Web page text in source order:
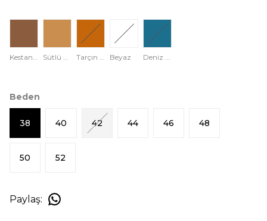
Kestane Kahvesi Sütlü Kahve Tarçın Rengi Beyaz Deniz Mavisi
Beden
38 40 42 44 46 48
50 52
Paylaş: